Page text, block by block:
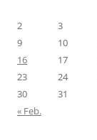
2
3
9
10
16
17
23
24
30
31
« Feb.